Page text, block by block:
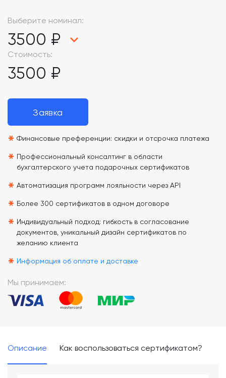
Выберите номинал:
3500 ₽
Стоимость:
3500 ₽
Заявка
* Финансовые преференции: скидки и отсрочка платежа
* Профессиональный консалтинг в области
бухгалтерского учета подарочных сертификатов
* Автоматизация программ лояльности через API
* Более 300 сертификатов в одном договоре
* Индивидуальный подход: гибкость в согласование
документов, уникальный дизайн сертификатов по
желанию клиента
* Информация об оплате и доставке
Мы принимаем:
Описание Как воспользоваться сертификатом?